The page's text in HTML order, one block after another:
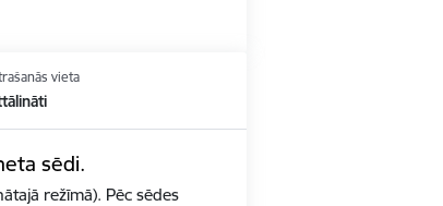
vieta
sēdi.
režīmā). Pēc sēdes